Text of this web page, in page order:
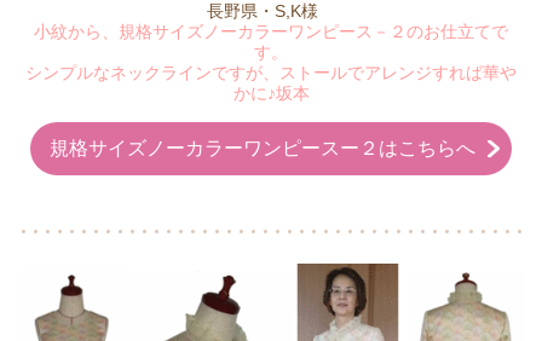
長野県・S,K様
小紋から、規格サイズノーカラーワンピース－２のお仕立てで
す。
シンプルなネックラインですが、ストールでアレンジすれば華や
かに♪坂本
規格サイズノーカラーワンピースー２はこちらへ